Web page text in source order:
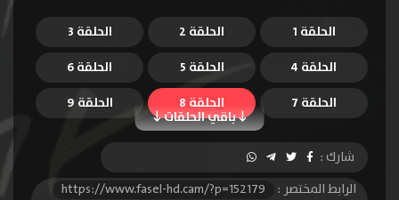
الحلقة 1 الحلقة 2
الحلقة 3
الحلقة 4
الحلقة 5 الحلقة 6
باقي الحلقات
الحلقة 7 الحلقة 8
الحلقة 9
الحلقة 10
الحلقة 11
الحلقة 14
شارك :
الرابط المختصر :
https://www.fasel-hd.cam/?p=152179